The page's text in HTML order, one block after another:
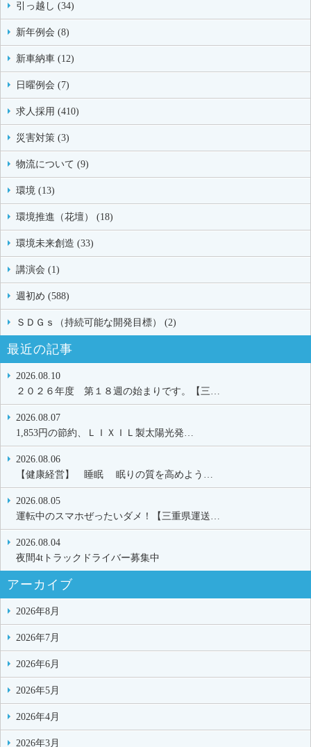
引っ越し (34)
新年例会 (8)
新車納車 (12)
日曜例会 (7)
求人採用 (410)
災害対策 (3)
物流について (9)
環境 (13)
環境推進（花壇） (18)
環境未来創造 (33)
講演会 (1)
週初め (588)
ＳＤＧｓ（持続可能な開発目標） (2)
最近の記事
2026.08.10
２０２６年度 第１８週の始まりです。【三…
2026.08.07
1,853円の節約、ＬＩＸＩＬ製太陽光発…
2026.08.06
【健康経営】 睡眠 眠りの質を高めよう…
2026.08.05
運転中のスマホぜったいダメ！【三重県運送…
2026.08.04
夜間4tトラックドライバー募集中
アーカイブ
2026年8月
2026年7月
2026年6月
2026年5月
2026年4月
2026年3月